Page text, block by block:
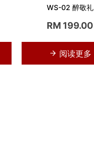
WS-02 醉敬礼
RM 199.00
阅读更多